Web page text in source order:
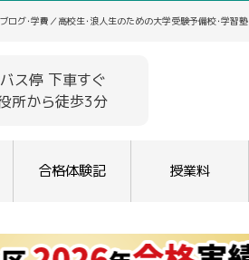
ログ･学費／高校生･浪人生のための大学受験予備校･学習塾
ス停 下車すぐ
所から徒歩3分
合格体験記 授業料